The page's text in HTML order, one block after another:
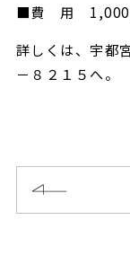
■費 用 1,000円
詳しくは、宇都
－８２１５へ。